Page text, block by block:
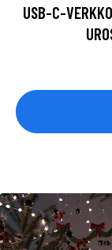
USB-C-